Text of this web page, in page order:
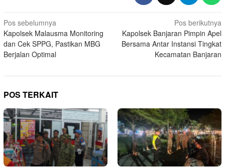
Navigasi
pos
Pos sebelumnya
Kapolsek Malausma Monitoring
dan Cek SPPG, Pastikan MBG
Berjalan Optimal
Pos berikutnya
Kapolsek Banjaran Pimpin Apel
Bersama Antar Instansi Tingkat
Kecamatan Banjaran
POS TERKAIT